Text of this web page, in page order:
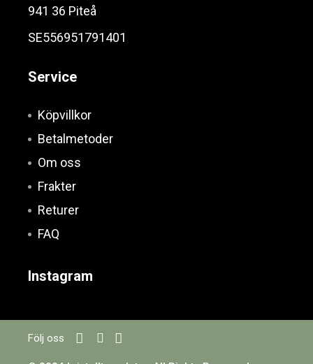
941 36 Piteå
SE556951791401
Service
Köpvillkor
Betalmetoder
Om oss
Frakter
Returer
FAQ
Instagram
Följ oss